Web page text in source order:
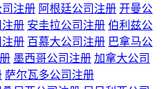
注册 阿根廷公司注册 开曼公
注册 安圭拉公司注册 伯利兹公
注册 百慕大公司注册 巴拿马公
墨西哥公司注册 加拿大公司
萨尔瓦多公司注册